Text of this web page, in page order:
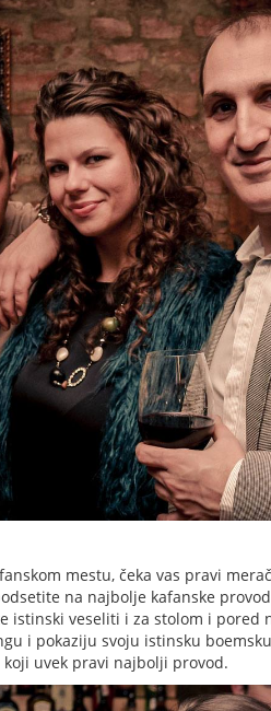
mestu, čeka vas pravi
na najbolje kafanske
istinski veseliti i za stolom i pored
i pokaziju svoju istinsku
uvek pravi najbolji provod.